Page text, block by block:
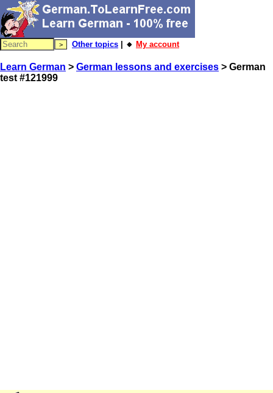
Other topics | 🔸 My account
Learn German > German lessons and exercises > German
test #121999